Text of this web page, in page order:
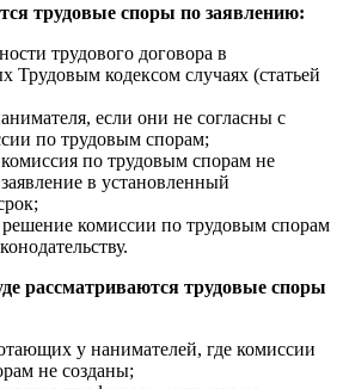
трудовые споры по заявлению:
трудового договора в
Трудовым кодексом случаях (статьей
если они не согласны с
по трудовым спорам;
по трудовым спорам не
в установленный
решение комиссии по трудовым спорам
рассматриваются трудовые споры
у нанимателей, где комиссии
не созданы;